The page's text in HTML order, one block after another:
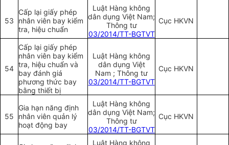
53
Cấp lại giấy phép
nhân viên bay kiểm
tra, hiệu chuẩn
Luật Hàng không
dân dụng Việt Nam;
Thông tư
03/2014/TT-BGTVT
Cục HKVN
54
Cấp lại giấy phép
nhân viên bay kiểm
tra, hiệu chuẩn và
bay đánh giá
phương thức bay
bằng thiết bị
Luật Hàng không
dân dụng Việt
Nam ; Thông tư
03/2014/TT-BGTVT
Cục HKVN
55
Gia hạn năng định
nhân viên quản lý
hoạt động bay
Luật Hàng không
dân dụng Việt Nam;
Thông tư
03/2014/TT-BGTVT
Cục HKVN
Luật Hàng không